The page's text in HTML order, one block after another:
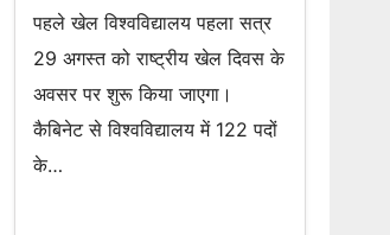
पहले खेल विश्वविद्यालय पहला सत्र
29 अगस्त को राष्ट्रीय खेल दिवस के
अवसर पर शुरू किया जाएगा।
कैबिनेट से विश्वविद्यालय में 122 पदों
के…